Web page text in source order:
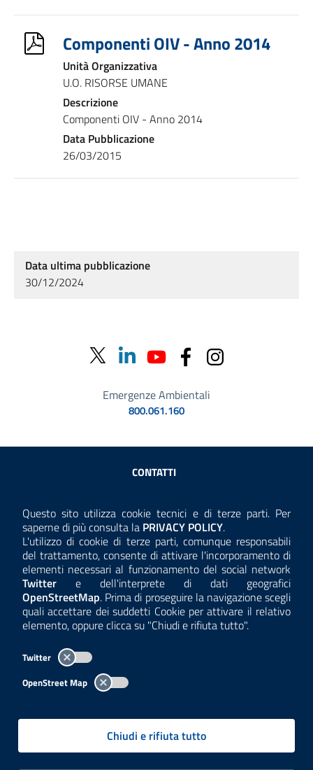
Questo sito utilizza cookie tecnici e di terze parti. Per
saperne di più consulta la Consulta la
PRIVACY POLICY.
L'utilizzo di cookie di terze parti, comunque responsabili
del trattamento, consente di attivare l'incorporamento di
elementi necessari al funzionamento del social network
Twitter e dell'interprete di dati geografici
OpenStreetMap. Prima di proseguire la navigazione scegli
quali accettare dei suddetti Cookie per attivare il relativo
elemento, oppure clicca su "Chiudi e rifiuta tutto".
Twitter
OpenStreet Map
Chiudi e rifiuta tutto
Componenti OIV - Anno 2014
Unità Organizzativa
U.O. RISORSE UMANE
Descrizione
Componenti OIV - Anno 2014
Data Pubblicazione
26/03/2015
Data ultima pubblicazione
30/12/2024
Emergenze Ambientali
800.061.160
Sezione Link Utili
CONTATTI
ANTICORRUZIONE
ACCESSIBILITÀ
COOKIE E PRIVACY
TEMI A-Z
Per l'utilizzo del logo e dei dati fare riferimento al regolamento
consultabile aquesta pagina